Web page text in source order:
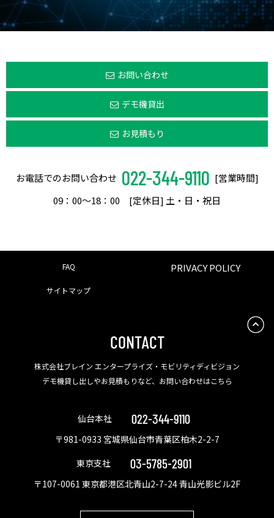
お問い合わせ
デモ機貸出
お見積もり
お電話でのお問い合わせ 022-344-9110 [営業時間]
09：00〜18：00 [定休日] 土・日・祝日
FAQ PRIVACY POLICY
サイトマップ
CONTACT
株式会社ブレイン エンタープライズ・モビリティディビジョン
デモ機貸し出しやお見積もりなど、お問い合わせはこちら
仙台本社 022-344-9110
〒981-0933 宮城県仙台市青葉区柏木2-2-7
東京支社
03-5785-2901
〒107-0061 東京都港区北青山2-7-24 青山光影ビル2F